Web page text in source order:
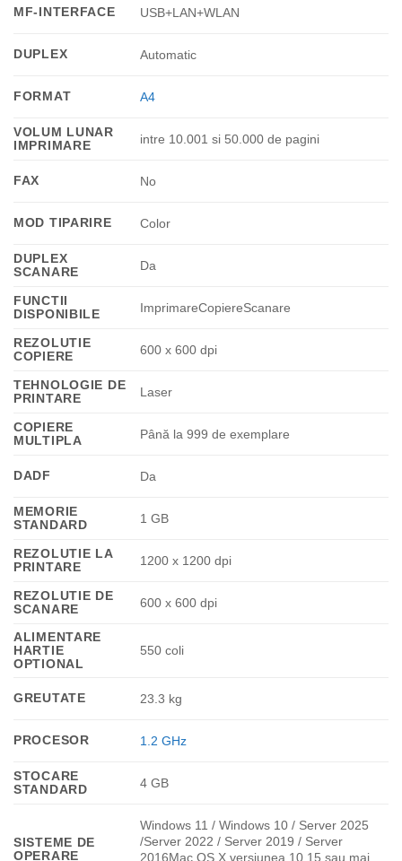
MF-INTERFACE USB+LAN+WLAN
DUPLEX Automatic
FORMAT A4
VOLUM LUNAR
IMPRIMARE
intre 10.001 si 50.000 de pagini
FAX No
MOD TIPARIRE Color
DUPLEX
SCANARE
Da
FUNCTII
DISPONIBILE
ImprimareCopiereScanare
REZOLUTIE
COPIERE
600 x 600 dpi
TEHNOLOGIE DE
PRINTARE
Laser
COPIERE
MULTIPLA
Până la 999 de exemplare
DADF Da
MEMORIE
STANDARD
1 GB
REZOLUTIE LA
PRINTARE
1200 x 1200 dpi
REZOLUTIE DE
SCANARE
600 x 600 dpi
ALIMENTARE
HARTIE
OPTIONAL
550 coli
GREUTATE 23.3 kg
PROCESOR 1.2 GHz
STOCARE
STANDARD
4 GB
SISTEME DE
OPERARE
Windows 11 / Windows 10 / Server 2025
/Server 2022 / Server 2019 / Server
2016Mac OS X versiunea 10.15 sau mai